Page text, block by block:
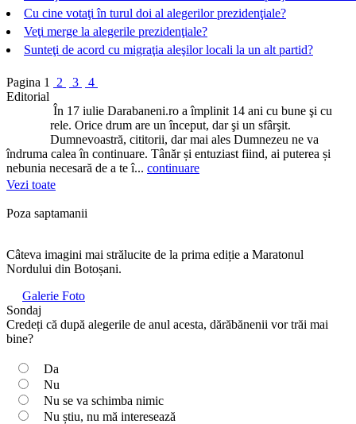
Cu cine votaţi în turul doi al alegerilor prezidenţiale?
Veţi merge la alegerile prezidenţiale?
Sunteţi de acord cu migraţia aleşilor locali la un alt partid?
Pagina 1 2 3
4
Editorial
În 17 iulie Darabaneni.ro a împlinit 14 ani cu bune şi cu
rele. Orice drum are un început, dar şi un sfârşit.
Dumnevoastră, cititorii, dar mai ales Dumnezeu ne va
îndruma calea în continuare. Tânăr și entuziast fiind, ai puterea și
nebunia necesară de a te î... continuare
Vezi toate
Poza saptamanii
Câteva imagini mai strălucite de la prima ediție a Maratonul
Nordului din Botoșani.
Galerie Foto
Sondaj
Credeți că după alegerile de anul acesta, dărăbănenii vor trăi mai
bine?
Da
Nu
Nu se va schimba nimic
Nu știu, nu mă interesează